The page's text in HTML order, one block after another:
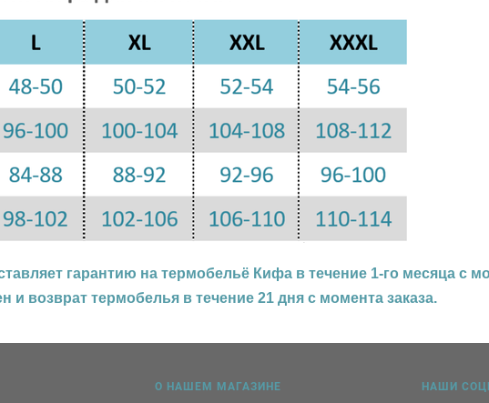
гарантию на термобельё Кифа в течение 1-го месяца с
и возврат термобелья в течение 21 дня с момента заказа.
О НАШЕМ МАГАЗИНЕ НАШИ